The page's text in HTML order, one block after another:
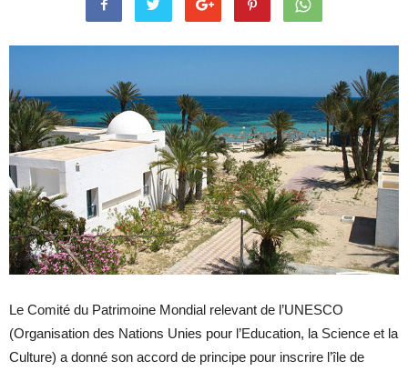
Le Comité du Patrimoine Mondial relevant de l’UNESCO
(Organisation des Nations Unies pour l’Education, la Science et la
Culture) a donné son accord de principe pour inscrire l’île de